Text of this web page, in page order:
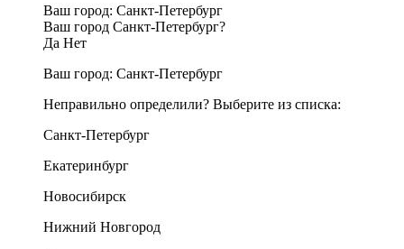
Ваш город: Санкт-Петербург
Ваш город Санкт-Петербург?
Да Нет
Ваш город: Санкт-Петербург
Неправильно определили? Выберите из списка:
Санкт-Петербург
Екатеринбург
Новосибирск
Нижний Новгород